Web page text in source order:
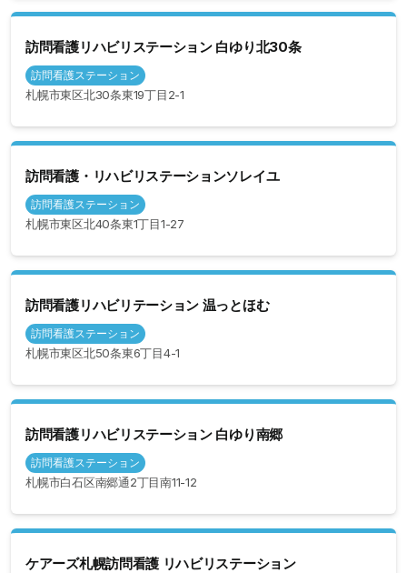
訪問看護リハビリステーション 白ゆり北30条
訪問看護ステーション
札幌市東区北30条東19丁目2-1
訪問看護・リハビリステーションソレイユ
訪問看護ステーション
札幌市東区北40条東1丁目1-27
訪問看護リハビリテーション 温っとほむ
訪問看護ステーション
札幌市東区北50条東6丁目4-1
訪問看護リハビリステーション 白ゆり南郷
訪問看護ステーション
札幌市白石区南郷通2丁目南11-12
ケアーズ札幌訪問看護 リハビリステーション